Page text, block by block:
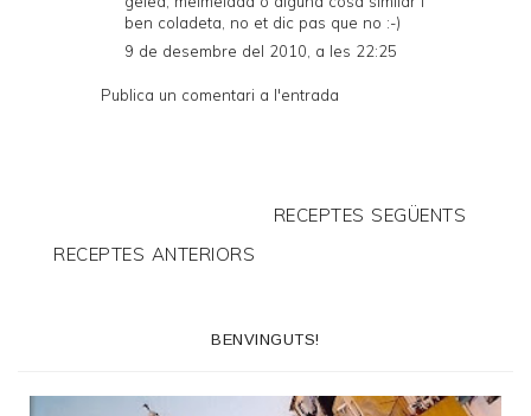
ben coladeta, no et dic pas que no :-)
9 de desembre del 2010, a les 22:25
Publica un comentari a l'entrada
RECEPTES SEGÜENTS
RECEPTES ANTERIORS
BENVINGUTS!